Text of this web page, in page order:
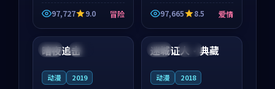
河领衔主演，是一部
2018年上映的泰国冒险
动漫。影片以海岸抒情
遇到告别都浸着真实情
97,727 9.0 冒险
绕危机、反转与人物成
长展开，整体节奏紧
凑，值得推荐观看。
97,665 8.5 爱情
美国 独播
暗夜追击
动漫 2019
英国 热播
迷城证人·典藏
动漫 2018